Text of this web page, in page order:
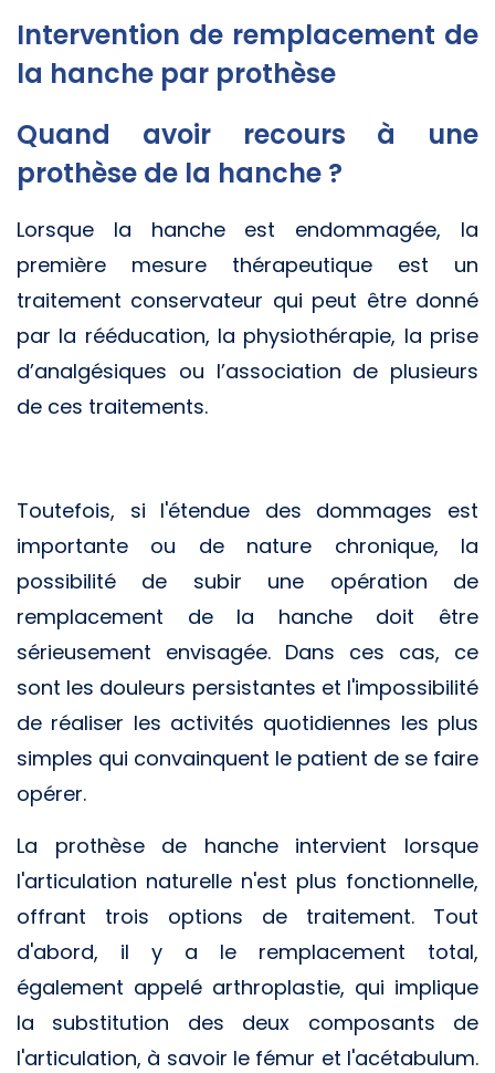
Intervention de remplacement de
la hanche par prothèse
Quand avoir recours à une
prothèse de la hanche ?
Lorsque la hanche est endommagée, la
première mesure thérapeutique est un
traitement conservateur qui peut être donné
par la rééducation, la physiothérapie, la prise
d’analgésiques ou l’association de plusieurs
de ces traitements.
Toutefois, si l'étendue des dommages est
importante ou de nature chronique, la
possibilité de subir une opération de
remplacement de la hanche doit être
sérieusement envisagée. Dans ces cas, ce
sont les douleurs persistantes et l'impossibilité
de réaliser les activités quotidiennes les plus
simples qui convainquent le patient de se faire
opérer.
La prothèse de hanche intervient lorsque
l'articulation naturelle n'est plus fonctionnelle,
offrant trois options de traitement. Tout
d'abord, il y a le remplacement total,
également appelé arthroplastie, qui implique
la substitution des deux composants de
l'articulation, à savoir le fémur et l'acétabulum.